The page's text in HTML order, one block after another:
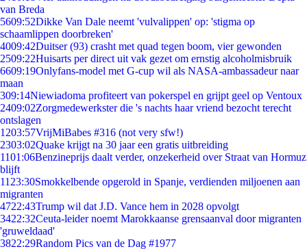
van Breda
5609:52Dikke Van Dale neemt 'vulvalippen' op: 'stigma op
schaamlippen doorbreken'
4009:42Duitser (93) crasht met quad tegen boom, vier gewonden
2509:22Huisarts per direct uit vak gezet om ernstig alcoholmisbruik
6609:19Onlyfans-model met G-cup wil als NASA-ambassadeur naar
maan
309:14Niewiadoma profiteert van pokerspel en grijpt geel op Ventoux
2409:02Zorgmedewerkster die 's nachts haar vriend bezocht terecht
ontslagen
1203:57VrijMiBabes #316 (not very sfw!)
2303:02Quake krijgt na 30 jaar een gratis uitbreiding
1101:06Benzineprijs daalt verder, onzekerheid over Straat van Hormuz
blijft
11 23:30Smokkelbende opgerold in Spanje, verdienden miljoenen aan
migranten
4722:43Trump wil dat J.D. Vance hem in 2028 opvolgt
3422:32Ceuta-leider noemt Marokkaanse grensaanval door migranten
'gruweldaad'
3822:29Random Pics van de Dag #1977